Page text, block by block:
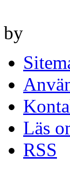
by
Läs
RSS